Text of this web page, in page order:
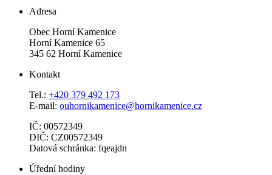
Adresa
Obec Horní Kamenice
Horní Kamenice 65
345 62 Horní Kamenice
Kontakt
Tel.: +420 379 492 173
E-mail: ouhornikamenice@hornikamenice.cz
IČ: 00572349
DIČ: CZ00572349
Datová schránka: fqeajdn
Úřední hodiny